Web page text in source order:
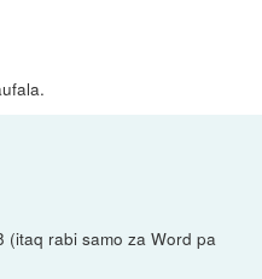
(itaq rabi samo za Word pa